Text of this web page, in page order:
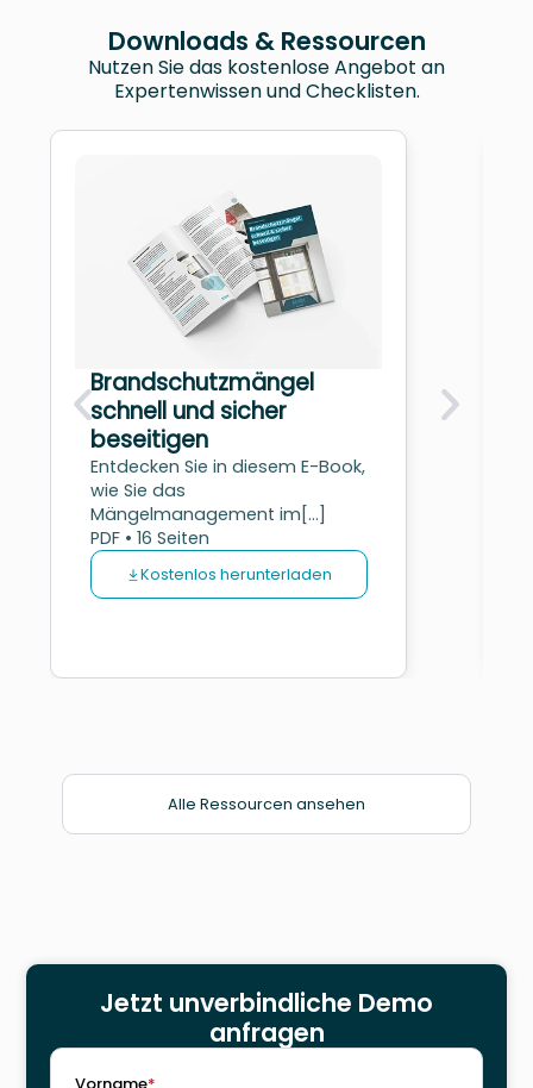
Downloads & Ressourcen
Nutzen Sie das kostenlose Angebot an
Expertenwissen und Checklisten.
PDF • 16 Seiten
Entdecken Sie in diesem E-Book,
wie Sie das
Mängelmanagement im[...]
Brandschutzmängel
schnell und sicher
beseitigen
Kostenlos herunterladen
Alle Ressourcen ansehen
Jetzt unverbindliche Demo
anfragen